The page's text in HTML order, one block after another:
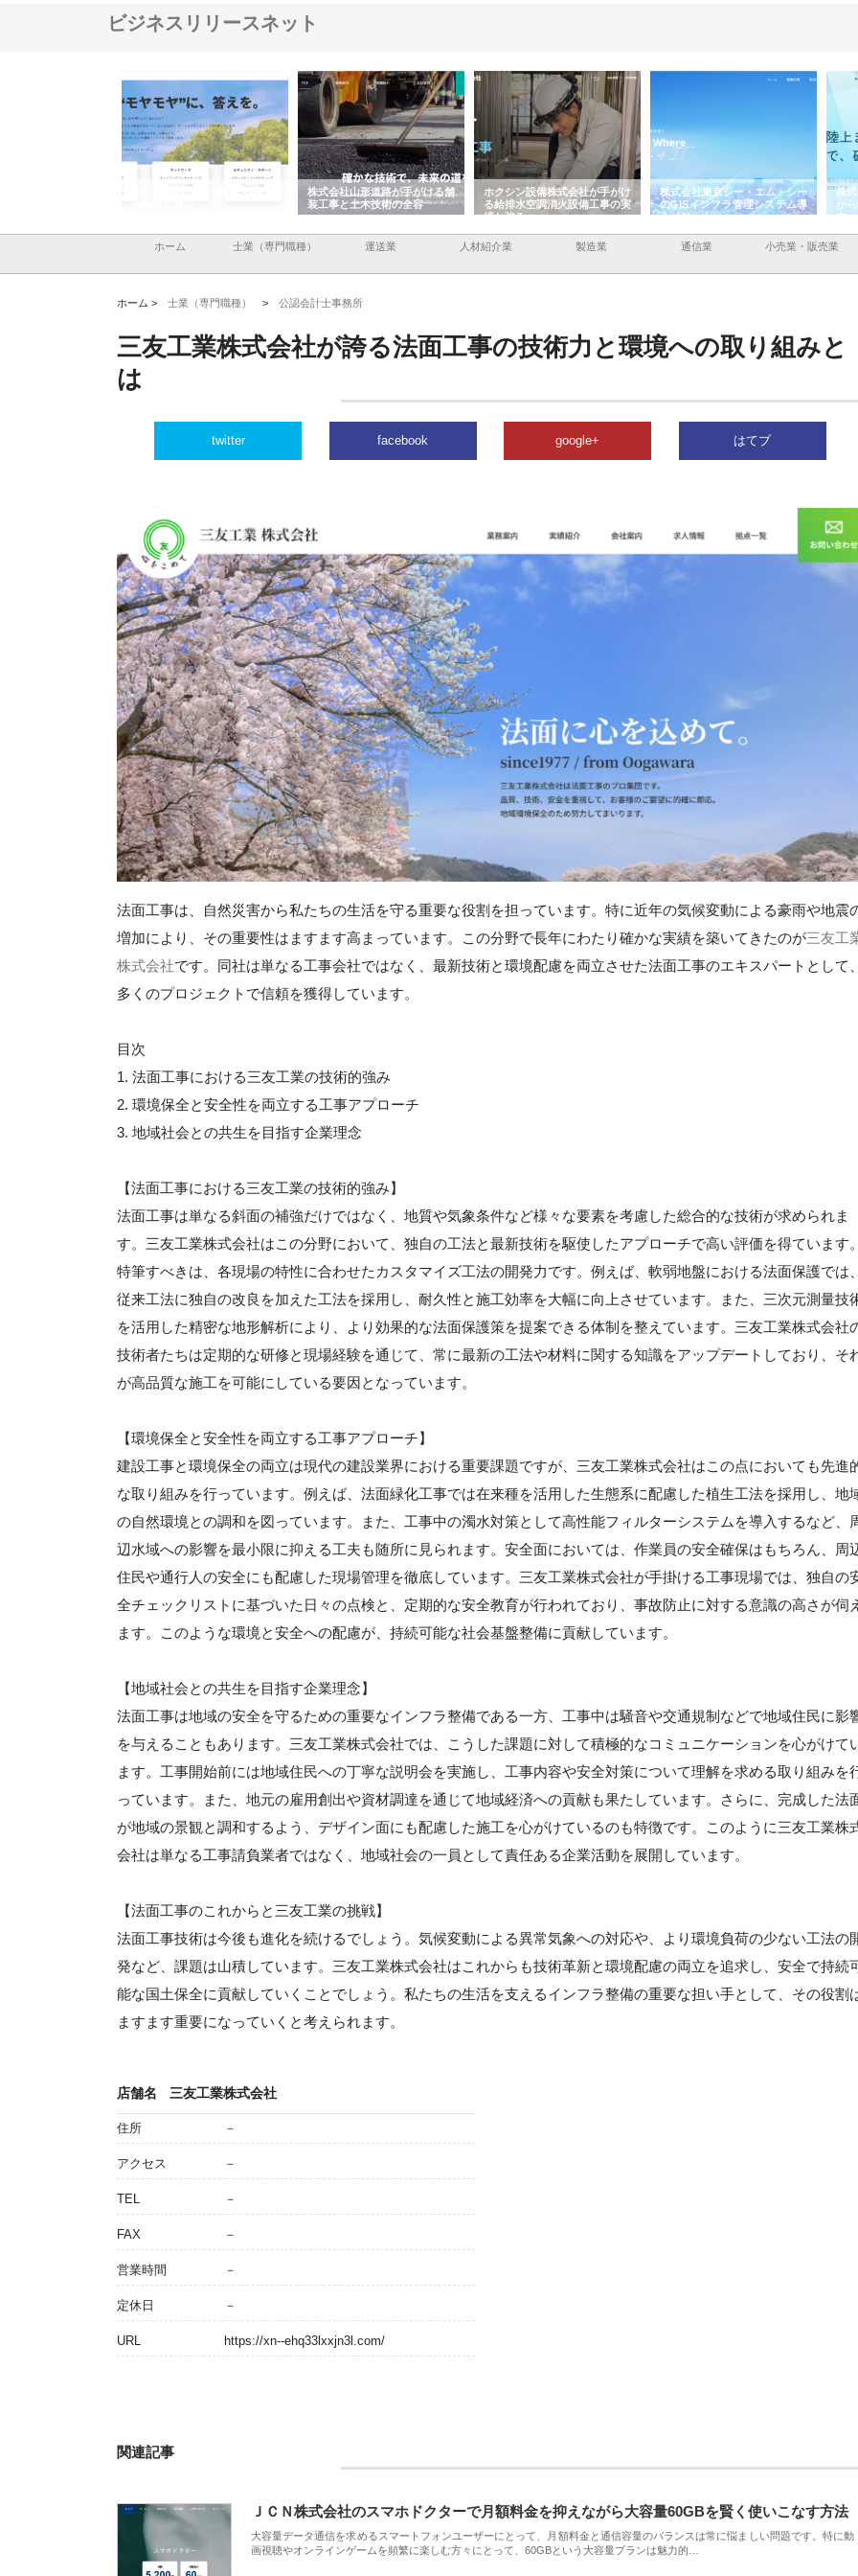
ビジネスリリースネット
株式会社ＣＳＡの事業内容と強
株式会社山形道路が手がける舗
装工事と土木技術の全容
ホクシン設備株式会社が手がけ
る給排水空調消火設備工事の実
績と強み
株式会社東京シー・エム・シー
のGISインフラ管理システム導
入メリット
株
か
由
ホーム 士業（専門職種） 運送業 人材紹介業 製造業 通信業 小売業・販売業
ホーム > 士業（専門職種） > 公認会計士事務所
三友工業株式会社が誇る法面工事の技術力と環境への取り組みと
は
twitter facebook google+ はてブ
法面工事は、自然災害から私たちの生活を守る重要な役割を担っています。特に近年の気候変動による豪雨や地震
増加により、その重要性はますます高まっています。この分野で長年にわたり確かな実績を築いてきたのが三友工
株式会社です。同社は単なる工事会社ではなく、最新技術と環境配慮を両立させた法面工事のエキスパートとして、
多くのプロジェクトで信頼を獲得しています。
目次
1. 法面工事における三友工業の技術的強み
2. 環境保全と安全性を両立する工事アプローチ
3. 地域社会との共生を目指す企業理念
【法面工事における三友工業の技術的強み】
法面工事は単なる斜面の補強だけではなく、地質や気象条件など様々な要素を考慮した総合的な技術が求められま
す。三友工業株式会社はこの分野において、独自の工法と最新技術を駆使したアプローチで高い評価を得ています。
特筆すべきは、各現場の特性に合わせたカスタマイズ工法の開発力です。例えば、軟弱地盤における法面保護では、
従来工法に独自の改良を加えた工法を採用し、耐久性と施工効率を大幅に向上させています。また、三次元測量技
を活用した精密な地形解析により、より効果的な法面保護策を提案できる体制を整えています。三友工業株式会社
技術者たちは定期的な研修と現場経験を通じて、常に最新の工法や材料に関する知識をアップデートしており、そ
が高品質な施工を可能にしている要因となっています。
【環境保全と安全性を両立する工事アプローチ】
建設工事と環境保全の両立は現代の建設業界における重要課題ですが、三友工業株式会社はこの点においても先進
な取り組みを行っています。例えば、法面緑化工事では在来種を活用した生態系に配慮した植生工法を採用し、地
の自然環境との調和を図っています。また、工事中の濁水対策として高性能フィルターシステムを導入するなど、
辺水域への影響を最小限に抑える工夫も随所に見られます。安全面においては、作業員の安全確保はもちろん、周
住民や通行人の安全にも配慮した現場管理を徹底しています。三友工業株式会社が手掛ける工事現場では、独自の
全チェックリストに基づいた日々の点検と、定期的な安全教育が行われており、事故防止に対する意識の高さが伺え
ます。このような環境と安全への配慮が、持続可能な社会基盤整備に貢献しています。
【地域社会との共生を目指す企業理念】
法面工事は地域の安全を守るための重要なインフラ整備である一方、工事中は騒音や交通規制などで地域住民に影
を与えることもあります。三友工業株式会社では、こうした課題に対して積極的なコミュニケーションを心がけて
ます。工事開始前には地域住民への丁寧な説明会を実施し、工事内容や安全対策について理解を求める取り組みを
っています。また、地元の雇用創出や資材調達を通じて地域経済への貢献も果たしています。さらに、完成した法
が地域の景観と調和するよう、デザイン面にも配慮した施工を心がけているのも特徴です。このように三友工業株
会社は単なる工事請負業者ではなく、地域社会の一員として責任ある企業活動を展開しています。
【法面工事のこれからと三友工業の挑戦】
法面工事技術は今後も進化を続けるでしょう。気候変動による異常気象への対応や、より環境負荷の少ない工法の
発など、課題は山積しています。三友工業株式会社はこれからも技術革新と環境配慮の両立を追求し、安全で持続
能な国土保全に貢献していくことでしょう。私たちの生活を支えるインフラ整備の重要な担い手として、その役割
ますます重要になっていくと考えられます。
店舗名 三友工業株式会社
住所 －
アクセス －
TEL －
FAX －
営業時間 －
定休日 －
URL https://xn--ehq33lxxjn3l.com/
関連記事
ＪＣＮ株式会社のスマホドクターで月額料金を抑えながら大容量60GBを賢く使いこなす方法
大容量データ通信を求めるスマートフォンユーザーにとって、月額料金と通信容量のバランスは常に悩ましい問題です。特に動
画視聴やオンラインゲームを頻繁に楽しむ方々にとって、60GBという大容量プランは魅力的…